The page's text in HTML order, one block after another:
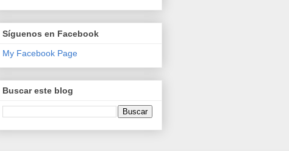
Síguenos en Facebook
My Facebook Page
Buscar este blog